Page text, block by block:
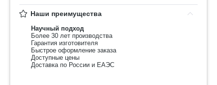
Наши преимущества
Научный подход
Более 30 лет производства
Гарантия изготовителя
Быстрое оформление заказа
Доступные цены
Доставка по России и ЕАЭС